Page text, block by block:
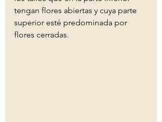
tengan flores abiertas y cuya parte
superior esté predominada por
flores cerradas.